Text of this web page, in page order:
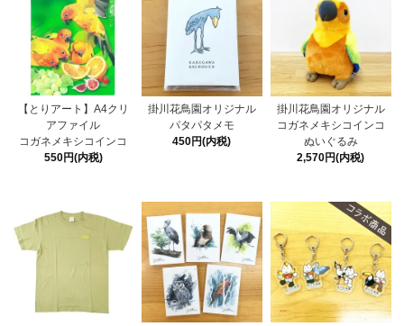
【とりアート】A4クリ
アファイル
コガネメキシコインコ
550円(内税)
掛川花鳥園オリジナル
パタパタメモ
450円(内税)
掛川花鳥園オリジナル
コガネメキシコインコ
ぬいぐるみ
2,570円(内税)